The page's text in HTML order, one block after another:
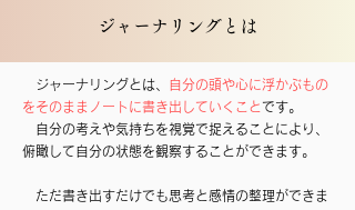
ジャーナリングとは
ジャーナリングとは、 自分の頭や心に浮かぶもの
をそのままノートに書き出していくこと です。
自分の考えや気持ちを視覚で捉えることにより、
俯瞰して自分の状態を観察することができます。
ただ書き出すだけでも思考と感情の整理ができま